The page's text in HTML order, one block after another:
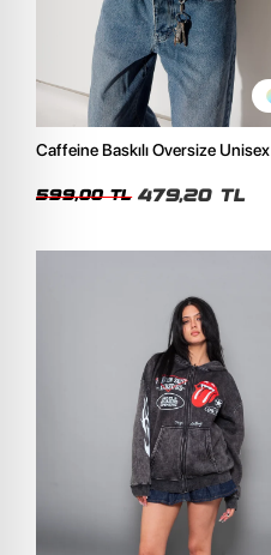
Caffeine Baskılı Oversize Unisex
599,00 TL 479,20 TL